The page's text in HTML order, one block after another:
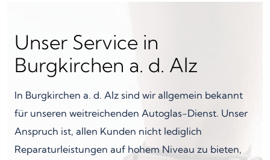
Unser Service in
Burgkirchen a. d. Alz
In Burgkirchen a. d. Alz sind wir allgemein bekannt
für unseren weitreichenden Autoglas-Dienst. Unser
Anspruch ist, allen Kunden nicht lediglich
Reparaturleistungen auf hohem Niveau zu bieten,